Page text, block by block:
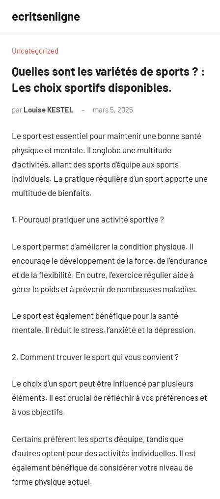
contenu
ecritsenligne
Uncategorized
Quelles sont les variétés de sports ? :
Les choix sportifs disponibles.
par Louise KESTEL mars 5, 2025
Le sport est essentiel pour maintenir une bonne santé
physique et mentale. Il englobe une multitude
d’activités, allant des sports d’équipe aux sports
individuels. La pratique régulière d’un sport apporte une
multitude de bienfaits.
1. Pourquoi pratiquer une activité sportive ?
Le sport permet d’améliorer la condition physique. Il
encourage le développement de la force, de l’endurance
et de la flexibilité. En outre, l’exercice régulier aide à
gérer le poids et à prévenir de nombreuses maladies.
Le sport est également bénéfique pour la santé
mentale. Il réduit le stress, l’anxiété et la dépression.
2. Comment trouver le sport qui vous convient ?
Le choix d’un sport peut être influencé par plusieurs
éléments. Il est crucial de réfléchir à vos préférences et
à vos objectifs.
Certains préfèrent les sports d’équipe, tandis que
d’autres optent pour des activités individuelles. Il est
également bénéfique de considérer votre niveau de
forme physique actuel.